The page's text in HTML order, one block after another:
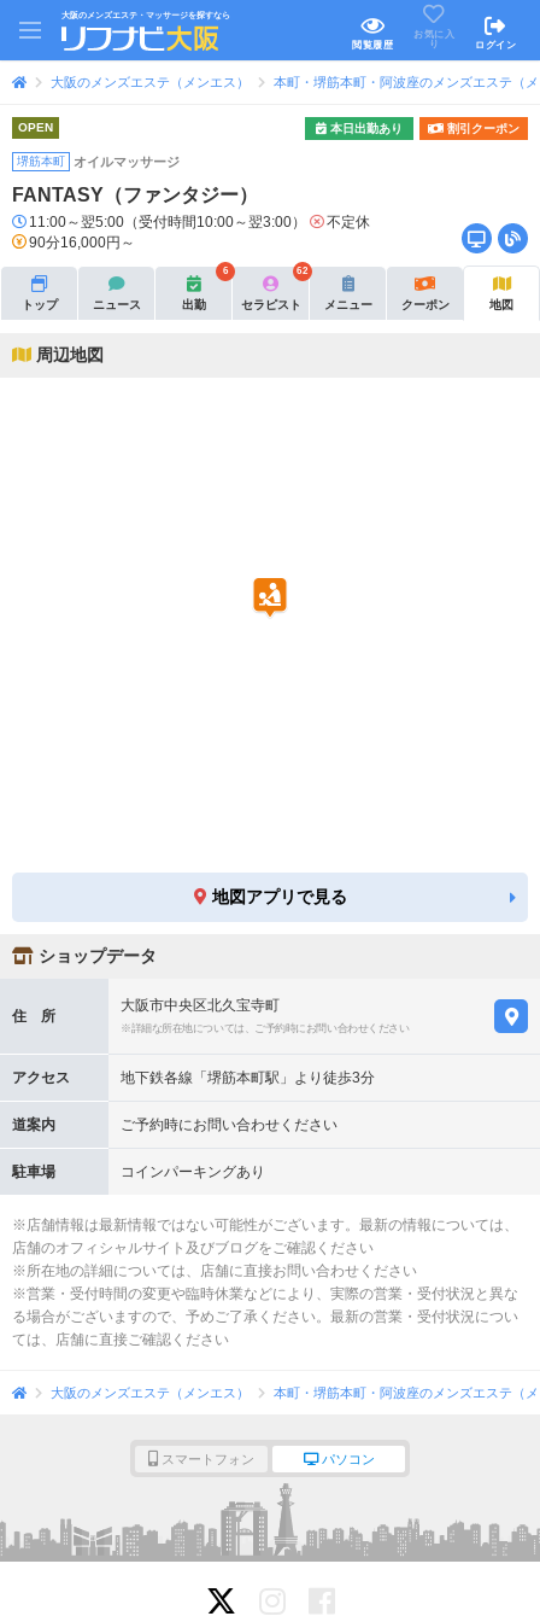
大阪のメンズエステ・マッサージを探すなら
閲覧履歴
お気に入
り
ログイン
大阪のメンズエステ（メンエス） 本町・堺筋本町・阿波座のメンズエステ（
OPEN 本日出勤あり 割引クーポン
堺筋本町 オイルマッサージ
FANTASY（ファンタジー）
11:00～翌5:00（受付時間10:00～翌3:00）
不定休
90分16,000円～
トップ ニュース 出勤
6
セラピスト
62
メニュー クーポン 地図
周辺地図
地図アプリで見る
ショップデータ
住 所
大阪市中央区北久宝寺町
※詳細な所在地については、ご予約時にお問い合わせください
アクセス 地下鉄各線「堺筋本町駅」より徒歩3分
道案内 ご予約時にお問い合わせください
駐車場 コインパーキングあり
※店舗情報は最新情報ではない可能性がございます。最新の情報については、
店舗のオフィシャルサイト及びブログをご確認ください
※所在地の詳細については、店舗に直接お問い合わせください
※営業・受付時間の変更や臨時休業などにより、実際の営業・受付状況と異な
る場合がございますので、予めご了承ください。最新の営業・受付状況につい
ては、店舗に直接ご確認ください
大阪のメンズエステ（メンエス） 本町・堺筋本町・阿波座のメンズエステ（
スマートフォン パソコン